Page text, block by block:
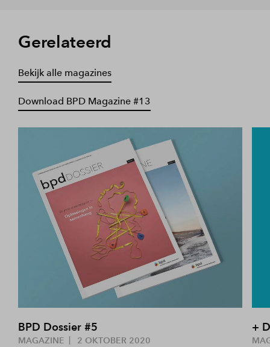
Gerelateerd
Bekijk alle magazines
Download BPD Magazine #13
BPD Dossier #5
MAGAZINE 2 OKTOBER 2020
+